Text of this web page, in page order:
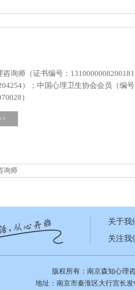
咨询师（证书编号：
）；中国心理卫生协会会员（编
）
询师
关于我
关注我
版权所有：南京森知心理
地址：南京市秦淮区大行宫长